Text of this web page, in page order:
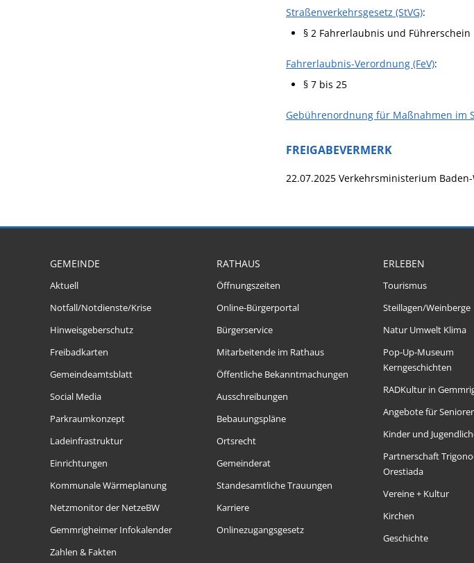
Straßenverkehrsgesetz (StVG):
§ 2 Fahrerlaubnis und Führerschein
Fahrerlaubnis-Verordnung (FeV):
§ 7 bis 25
Gebührenordnung für Maßnahmen im
FREIGABEVERMERK
22.07.2025 Verkehrsministerium
GEMEINDE
Aktuell
Notfall/Notdienste/Krise
Hinweisgeberschutz
Freibadkarten
Gemeindeamtsblatt
Social Media
Parkraumkonzept
Ladeinfrastruktur
Einrichtungen
Kommunale Wärmeplanung
Netzmonitor der NetzeBW
Gemmrigheimer Infokalender
Zahlen & Fakten
RATHAUS
Öffnungszeiten
Online-Bürgerportal
Bürgerservice
Mitarbeitende im Rathaus
Öffentliche Bekanntmachungen
Ausschreibungen
Bebauungspläne
Ortsrecht
Gemeinderat
Standesamtliche Trauungen
Karriere
Onlinezugangsgesetz
ERLEBEN
Tourismus
Steillagen/Weinberge
Natur Umwelt Klima
Pop-Up-Museum
Kerngeschichten
RADKultur in
Angebote für
Kinder und
Partnerschaft
Orestiada
Vereine + Kultur
Kirchen
Geschichte